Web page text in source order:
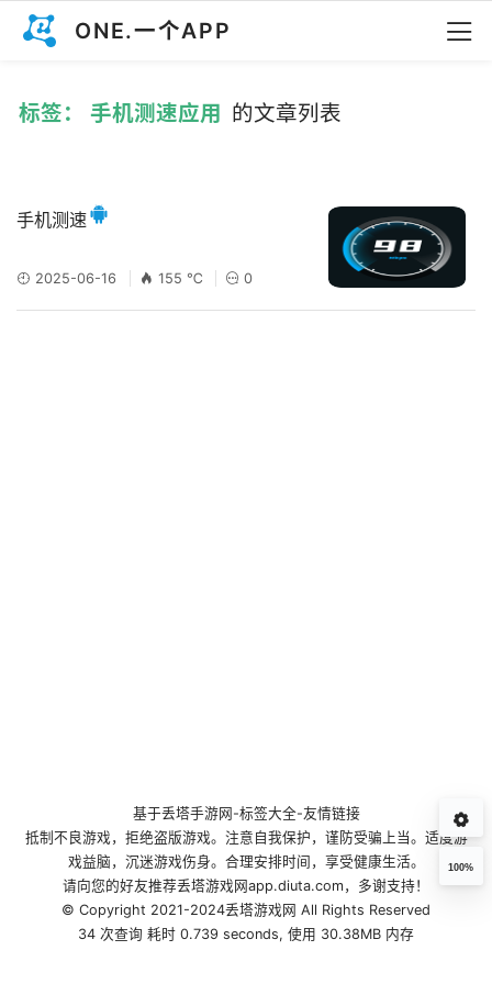
ONE.一个APP
标签： 手机测速应用 的文章列表
手机测速
2025-06-16 155 ℃ 0
100%
基于丢塔手游网 -标签大全-友情链接
抵制不良游戏，拒绝盗版游戏。注意自我保护，谨防受骗上当。适度游
戏益脑，沉迷游戏伤身。合理安排时间，享受健康生活。
请向您的好友推荐丢塔游戏网app.diuta.com，多谢支持！
© Copyright 2021-2024丢塔游戏网 All Rights Reserved
34 次查询 耗时 0.739 seconds, 使用 30.38MB 内存